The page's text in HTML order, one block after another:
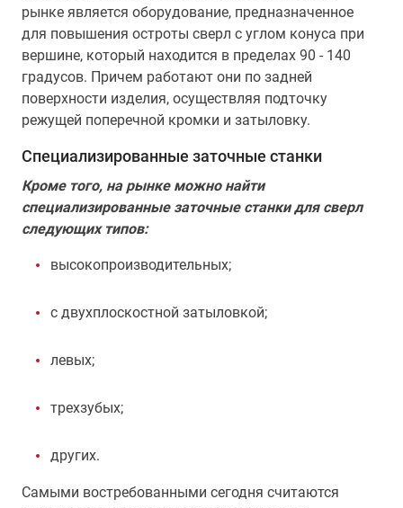
рынке является оборудование, предназначенное
для повышения остроты сверл с углом конуса при
вершине, который находится в пределах 90 - 140
градусов. Причем работают они по задней
поверхности изделия, осуществляя подточку
режущей поперечной кромки и затыловку.
Специализированные заточные станки
Кроме того, на рынке можно найти
специализированные заточные станки для сверл
следующих типов:
высокопроизводительных;
с двухплоскостной затыловкой;
левых;
трехзубых;
других.
Самыми востребованными сегодня считаются